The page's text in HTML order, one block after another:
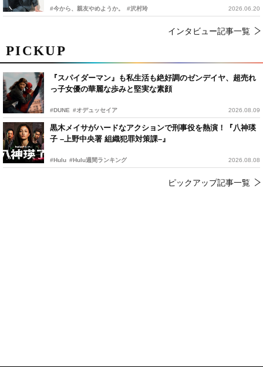
PICKUP
『スパイダーマン』も私生活も絶好調のゼンデイヤ、超売れ
っ子女優の華麗な歩みと堅実な素顔
#DUNE #オデュッセイア 2026.08.09
黒木メイサがハードなアクションで刑事役を熱演！『八神瑛
子 –上野中央署 組織犯罪対策課–』
#Hulu #Hulu週間ランキング 2026.08.08
ピックアップ記事一覧
#今から、親友やめようか。 #沢村玲 2026.06.20
インタビュー記事一覧